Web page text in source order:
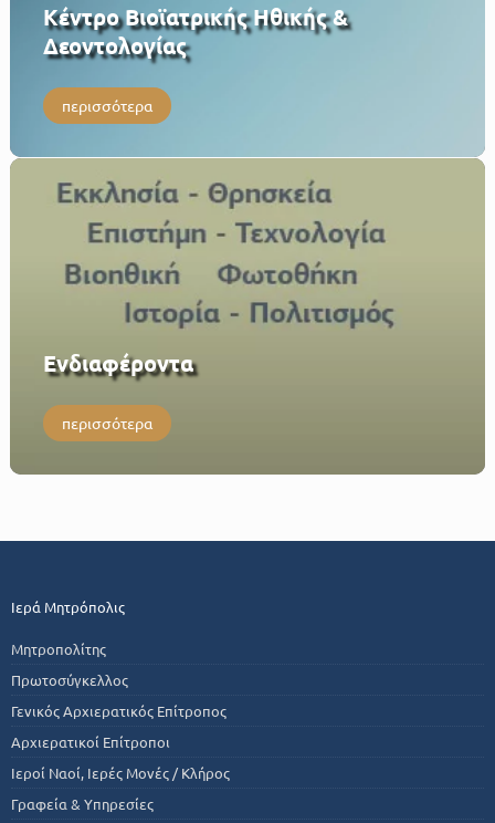
Κέντρο Βιοϊατρικής Ηθικής &
Δεοντολογίας
περισσότερα
Eνδιαφέροντα
περισσότερα
Ιερά Μητρόπολις
Μητροπολίτης
Πρωτοσύγκελλος
Γενικός Αρχιερατικός Επίτροπος
Αρχιερατικοί Επίτροποι
Ιεροί Ναοί, Ιερές Μονές / Κλήρος
Γραφεία & Υπηρεσίες